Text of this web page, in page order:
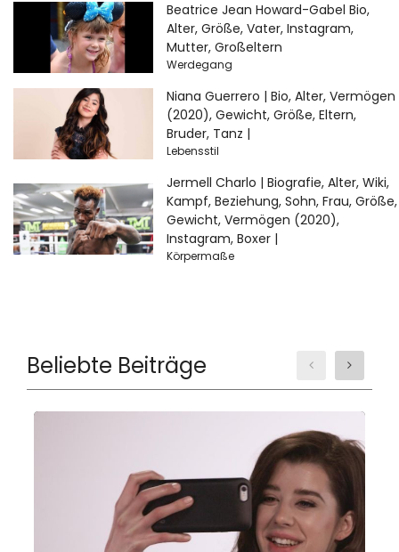
Beatrice Jean Howard-Gabel Bio,
Alter, Größe, Vater, Instagram,
Mutter, Großeltern
Werdegang
Niana Guerrero | Bio, Alter, Vermögen
(2020), Gewicht, Größe, Eltern,
Bruder, Tanz |
Lebensstil
Jermell Charlo | Biografie, Alter, Wiki,
Kampf, Beziehung, Sohn, Frau, Größe,
Gewicht, Vermögen (2020),
Instagram, Boxer |
Körpermaße
Beliebte Beiträge